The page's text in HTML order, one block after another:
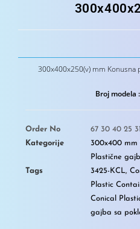
300x400x250(v) mm Konusna
Broj modela :
Order No
67 30 40 25
Kategorije
300x400 mm
Plastične
Tags
3425-KCL,
Plastic
Conical
gajba sa